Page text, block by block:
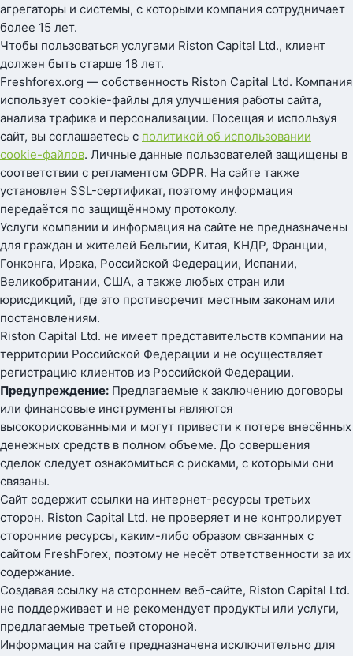
агрегаторы и системы, с которыми компания сотрудничает
более 15 лет.
Чтобы пользоваться услугами Riston Capital Ltd., клиент
должен быть старше 18 лет.
Freshforex.org — собственность Riston Capital Ltd. Компания
использует cookie-файлы для улучшения работы сайта,
анализа трафика и персонализации. Посещая и используя
сайт, вы соглашаетесь с политикой об использовании
cookie-файлов. Личные данные пользователей защищены в
соответствии с регламентом GDPR. На сайте также
установлен SSL-сертификат, поэтому информация
передаётся по защищённому протоколу.
Услуги компании и информация на сайте не предназначены
для граждан и жителей Бельгии, Китая, КНДР, Франции,
Гонконга, Ирака, Российской Федерации, Испании,
Великобритании, США, а также любых стран или
юрисдикций, где это противоречит местным законам или
постановлениям.
Riston Capital Ltd. не имеет представительств компании на
территории Российской Федерации и не осуществляет
регистрацию клиентов из Российской Федерации.
Предупреждение: Предлагаемые к заключению договоры
или финансовые инструменты являются
высокорискованными и могут привести к потере внесённых
денежных средств в полном объеме. До совершения
сделок следует ознакомиться с рисками, с которыми они
связаны.
Сайт содержит ссылки на интернет-ресурсы третьих
сторон. Riston Capital Ltd. не проверяет и не контролирует
сторонние ресурсы, каким-либо образом связанных с
сайтом FreshForex, поэтому не несёт ответственности за их
содержание.
Создавая ссылку на стороннем веб-сайте, Riston Capital Ltd.
не поддерживает и не рекомендует продукты или услуги,
предлагаемые третьей стороной.
Информация на сайте предназначена исключительно для